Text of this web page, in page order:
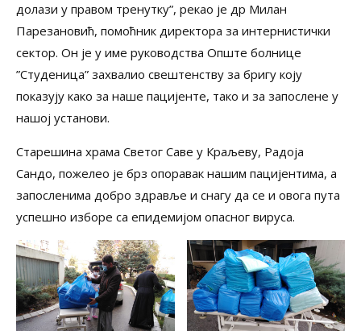
долази у правом тренутку”, рекао је др Милан
Парезановић, помоћник директора за интернистички
сектор. Он је у име руководства Опште болнице
”Студеница” захвалио свештенству за бригу коју
показују како за наше пацијенте, тако и за запослене у
нашој установи.
Старешина храма Светог Саве у Краљеву, Радоја
Сандо, пожелео је брз опоравак нашим пацијентима, а
запосленима добро здравље и снагу да се и овога пута
успешно изборе са епидемијом опасног вируса.